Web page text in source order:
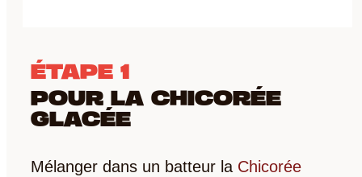
ÉTAPE 1
POUR LA CHICORÉE
GLACÉE
Mélanger dans un batteur la Chicorée